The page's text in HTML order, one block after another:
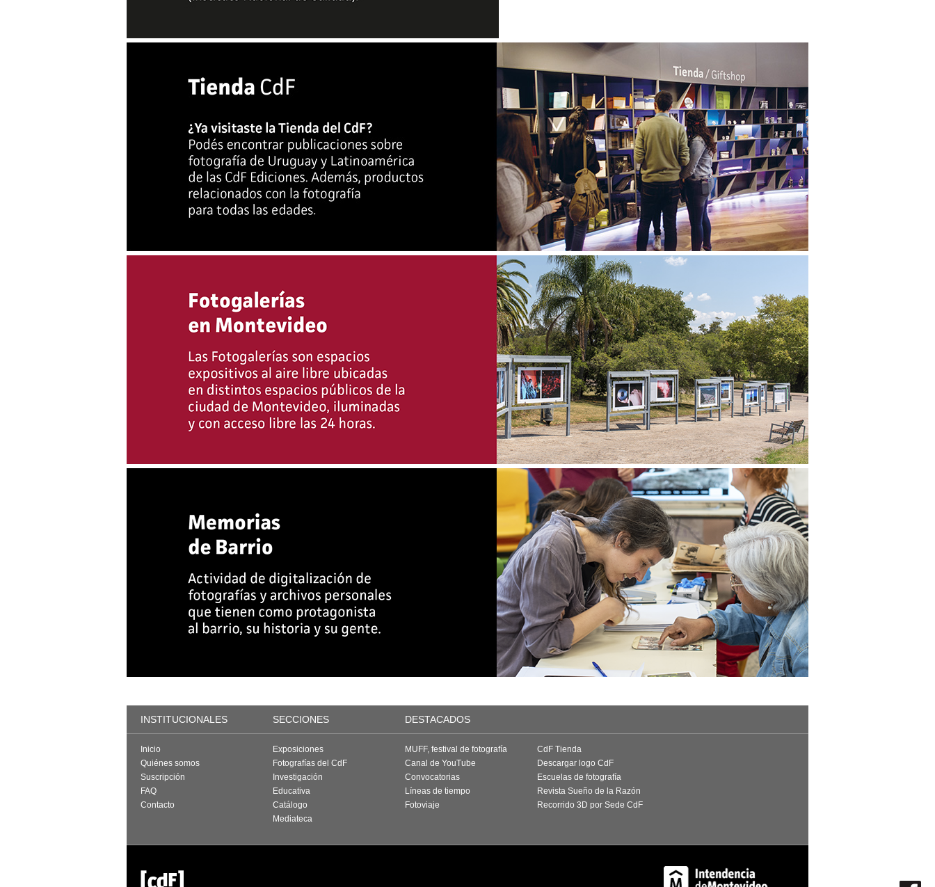
INSTITUCIONALES SECCIONES DESTACADOS
Inicio
Quiénes somos
Suscripción
FAQ
Contacto
Exposiciones
Fotografías del CdF
Investigación
Educativa
Catálogo
Mediateca
MUFF, festival de fotografía
Canal de YouTube
Convocatorias
Líneas de tiempo
Fotoviaje
CdF Tienda
Descargar logo CdF
Escuelas de fotografía
Revista Sueño de la Razón
Recorrido 3D por Sede CdF